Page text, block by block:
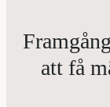
att få